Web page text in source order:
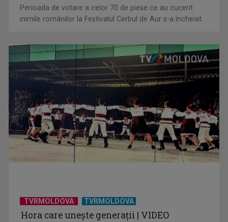
Perioada de votare a celor 70 de piese ce au cucerit
inimile românilor la Festivalul Cerbul de Aur s-a încheiat.
TVRMOLDOVA TVRMOLDOVA
Hora care unește generații | VIDEO